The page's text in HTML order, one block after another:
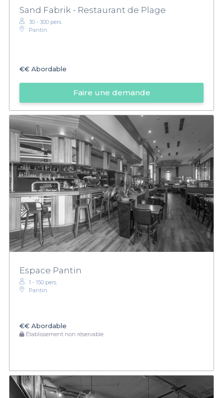
Sand Fabrik - Restaurant de Plage
30 - 300 pers.
Pantin
€€ Abordable
Faire une demande
Espace Pantin
1 - 150 pers.
Pantin
€€ Abordable
Établissement non réservable